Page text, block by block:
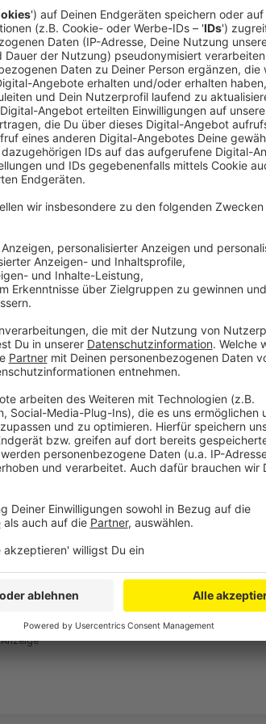
Anzeige
Das betrifft für eine Woche alle Züge, die
Allerdings nicht die S23 zwischen Euskirchen
Anzeige
Busverkehr zwischen Köln und Erftstadt
Anzeige
Betroffen sein werden aber die Züge der
nämlich auch für Gleisarbeiten. Ab
noch bis Erftstadt. Ab da geht’s nur mit
verlängert sich damit um eine halbe Stunde
dann wieder normal.
Anzeige
Ungeplante Überraschung
Anzeige
Wie die Bahn bekannt gegeben hat, werden
und Kall fahren. Grund dafür sind nicht
morgendlichen Berufsverkehrs wird es einen
der DB-App funktioniert dieser aber vor allem
dabei bleibt und wie lange die Sperrung
Fahrtantritt die Verbindung noch einmal zu
Anzeige